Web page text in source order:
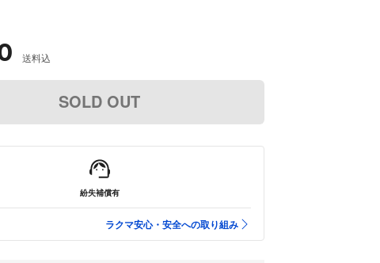
送料込
SOLD OUT
紛失補償有
ラクマ安心・安全への取り組み